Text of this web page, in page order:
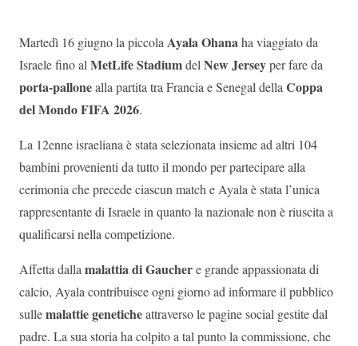
Martedì 16 giugno la piccolaAyala Ohanaha viaggiato da
Israele fino alMetLife StadiumdelNew Jerseyper fare da
porta-pallonealla partita tra Francia e Senegal dellaCoppa
del Mondo FIFA 2026.
La 12enne israeliana è stata selezionata insieme ad altri 104
bambini provenienti da tutto il mondo per partecipare alla
cerimonia che precede ciascun match e Ayala è stata l’unica
rappresentante di Israele in quanto la nazionale non è riuscita a
qualificarsi nella competizione.
Affetta dallamalattia di Gauchere grande appassionata di
calcio, Ayala contribuisce ogni giorno ad informare il pubblico
sullemalattie geneticheattraverso le pagine social gestite dal
padre. La sua storia ha colpito a tal punto la commissione, che